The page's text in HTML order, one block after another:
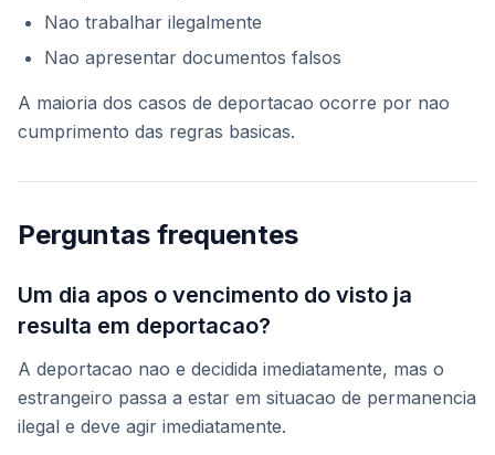
Nao trabalhar ilegalmente
Nao apresentar documentos falsos
A maioria dos casos de deportacao ocorre por nao
cumprimento das regras basicas.
Perguntas frequentes
Um dia apos o vencimento do visto ja
resulta em deportacao?
A deportacao nao e decidida imediatamente, mas o
estrangeiro passa a estar em situacao de permanencia
ilegal e deve agir imediatamente.